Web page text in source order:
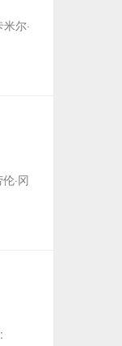
尔·
·冈